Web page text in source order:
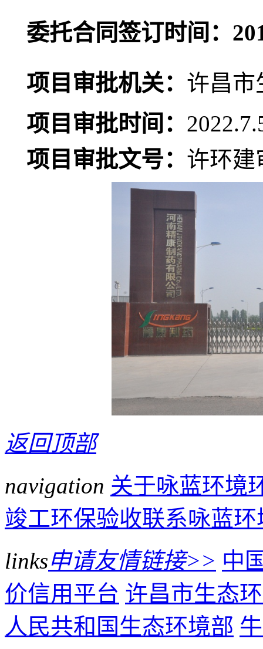
委托合同签订时间：
项目审批机关： 许昌市
项目审批时间：
项目审批文号： 许环建
返回顶部
navigation 关于咏蓝环境
竣工环保验收联系咏蓝环
links申请友情链接>> 中
价信用平台 许昌市生态
人民共和国生态环境部